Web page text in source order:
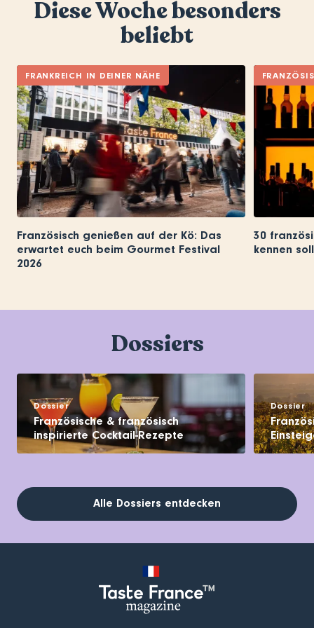
Diese Woche besonders
beliebt
FRANKREICH IN DEINER NÄHE
Französisch genießen auf der Kö: Das
erwartet euch beim Gourmet Festival
2026
30
kennen
Dossiers
Dossier
Französische & französisch
inspirierte Cocktail-Rezepte
Dossier
Alle Dossiers entdecken